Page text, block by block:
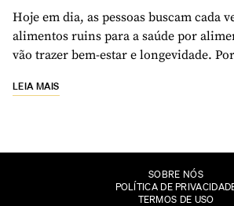
Hoje em dia, as pessoas buscam cada
alimentos ruins para a saúde por
vão trazer bem-estar e longevidade.
LEIA MAIS
SOBRE NÓS
POLÍTICA DE
TERMOS DE USO